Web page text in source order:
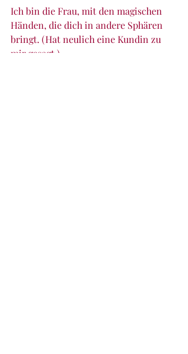
Ich bin die Frau, mit den magischen
Händen, die dich in andere Sphären
bringt. (Hat neulich eine Kundin zu
mir gesagt.)